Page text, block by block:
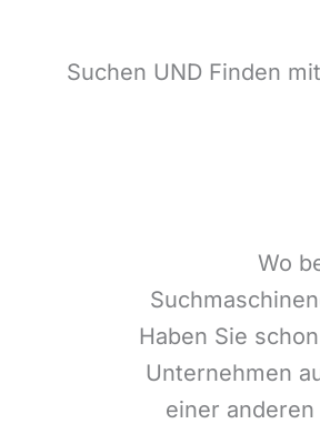
Suchen UND Finden
Wo
Haben Sie
Unternehmen
einer